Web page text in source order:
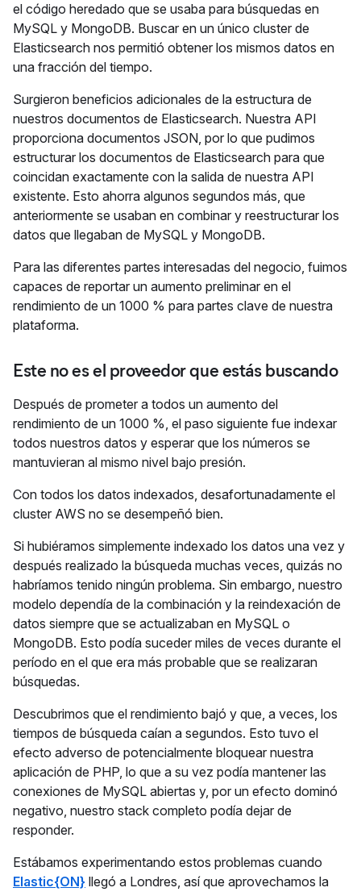
el código heredado que se usaba para búsquedas en
MySQL y MongoDB. Buscar en un único cluster de
Elasticsearch nos permitió obtener los mismos datos en
una fracción del tiempo.
Surgieron beneficios adicionales de la estructura de
nuestros documentos de Elasticsearch. Nuestra API
proporciona documentos JSON, por lo que pudimos
estructurar los documentos de Elasticsearch para que
coincidan exactamente con la salida de nuestra API
existente. Esto ahorra algunos segundos más, que
anteriormente se usaban en combinar y reestructurar los
datos que llegaban de MySQL y MongoDB.
Para las diferentes partes interesadas del negocio, fuimos
capaces de reportar un aumento preliminar en el
rendimiento de un 1000 % para partes clave de nuestra
plataforma.
Este no es el proveedor que estás buscando
Después de prometer a todos un aumento del
rendimiento de un 1000 %, el paso siguiente fue indexar
todos nuestros datos y esperar que los números se
mantuvieran al mismo nivel bajo presión.
Con todos los datos indexados, desafortunadamente el
cluster AWS no se desempeñó bien.
Si hubiéramos simplemente indexado los datos una vez y
después realizado la búsqueda muchas veces, quizás no
habríamos tenido ningún problema. Sin embargo, nuestro
modelo dependía de la combinación y la reindexación de
datos siempre que se actualizaban en MySQL o
MongoDB. Esto podía suceder miles de veces durante el
período en el que era más probable que se realizaran
búsquedas.
Descubrimos que el rendimiento bajó y que, a veces, los
tiempos de búsqueda caían a segundos. Esto tuvo el
efecto adverso de potencialmente bloquear nuestra
aplicación de PHP, lo que a su vez podía mantener las
conexiones de MySQL abiertas y, por un efecto dominó
negativo, nuestro stack completo podía dejar de
responder.
Estábamos experimentando estos problemas cuando
Elastic{ON} llegó a Londres, así que aprovechamos la